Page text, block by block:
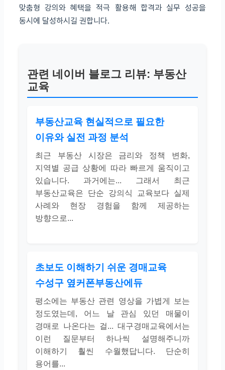
맞춤형 강의와 혜택을 적극 활용해 합격과 실무 성공을
동시에 달성하시길 권합니다.
관련 네이버 블로그 리뷰: 부동산
교육
부동산교육 현실적으로 필요한
이유와 실전 과정 분석
최근 부동산 시장은 금리와 정책 변화,
지역별 공급 상황에 따라 빠르게 움직이고
있습니다. 과거에는... 그래서 최근
부동산교육은 단순 강의식 교육보다 실제
사례와 현장 경험을 함께 제공하는
방향으로...
초보도 이해하기 쉬운 경매교육
수성구 옆커폰부동산에듀
평소에는 부동산 관련 영상을 가볍게 보는
정도였는데, 어느 날 관심 있던 매물이
경매로 나온다는 걸... 대구경매교육에서는
이런 질문부터 하나씩 설명해주니까
이해하기 훨씬 수월했답니다. 단순히
용어를...